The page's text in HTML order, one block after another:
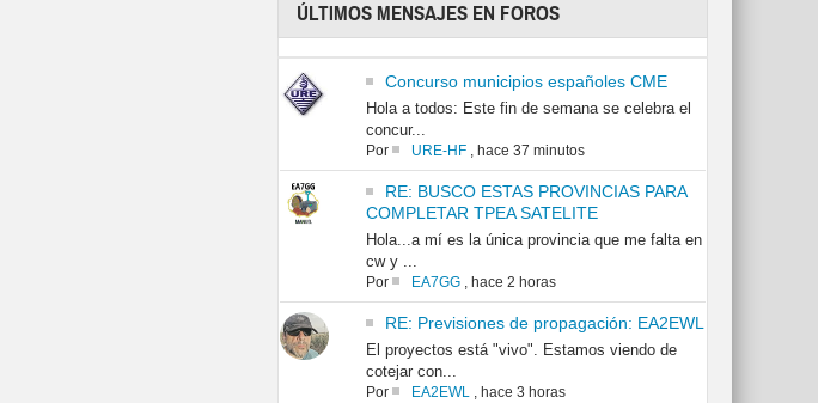
ÚLTIMOS MENSAJES EN FOROS
Concurso municipios españoles CME
Hola a todos: Este fin de semana se celebra el
concur...
Por URE-HF, hace 37 minutos
RE: BUSCO ESTAS PROVINCIAS PARA
COMPLETAR TPEA SATELITE
Hola...a mí es la única provincia que me falta en
cw y ...
Por EA7GG, hace 2 horas
RE: Previsiones de propagación: EA2EWL
El proyectos está "vivo". Estamos viendo de
cotejar con...
Por EA2EWL, hace 3 horas